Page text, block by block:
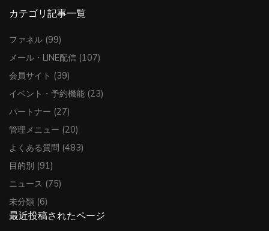
カテゴリ記事一覧
ファネル (99)
メール・LINE配信 (107)
会員サイト (39)
イベント・予約機能 (23)
パートナー (27)
管理メニュー (20)
よくある質問 (483)
目的別 (91)
ニュース (75)
未分類 (6)
最近投稿されたページ